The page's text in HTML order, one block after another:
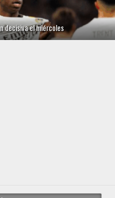
decisiva el miércoles